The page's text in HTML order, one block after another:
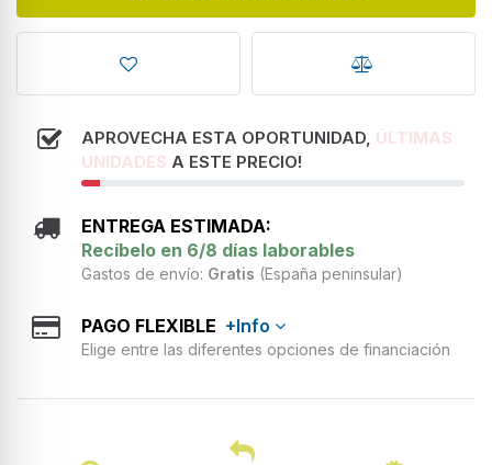
APROVECHA ESTA OPORTUNIDAD, ÚLTIMAS
UNIDADES A ESTE PRECIO!
ENTREGA ESTIMADA:
Recíbelo en 6/8 días laborables
Gastos de envío: Gratis (España peninsular)
PAGO FLEXIBLE +Info
Elige entre las diferentes opciones de financiación